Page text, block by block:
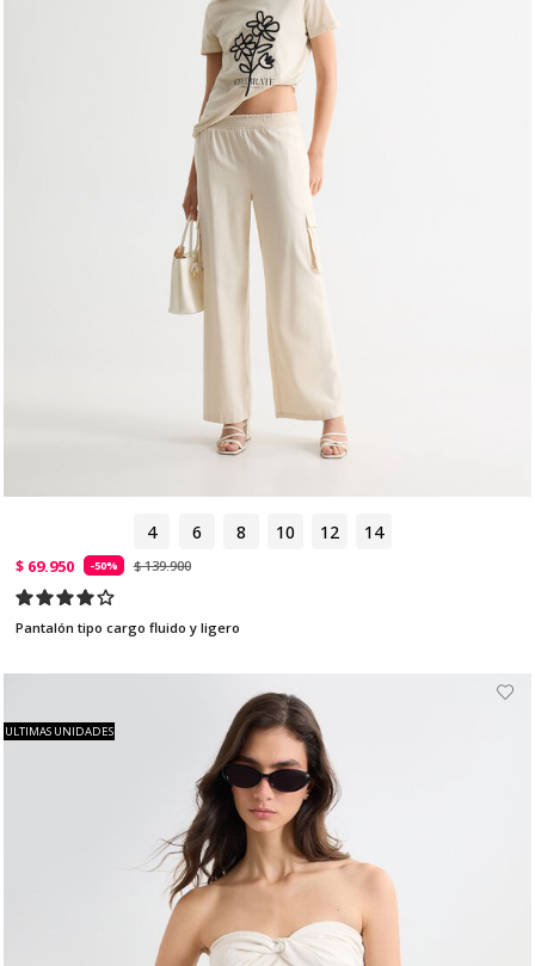
4 6 8 10 12 14
$ 69.950 -50% $ 139.900
Pantalón tipo cargo fluido y ligero
ULTIMAS UNIDADES